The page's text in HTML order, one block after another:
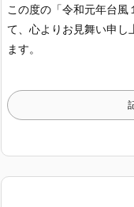
この度の「令和元年台風
て、心よりお見舞い申し
ます。